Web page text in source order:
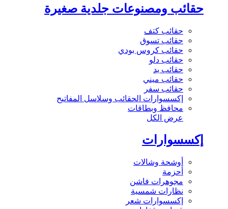
حقائب ومصنوعات جلدية صغيرة
حقائب كتف
حقائب تسوق
حقائب كروس بودي
حقائب دلو
حقائب يد
حقائب ميني
حقائب سفر
إكسسوارات الحقائب وسلاسل المفاتيح
محافظ وبطاقات
عرض الكل
إكسسوارات
أوشحة وشالات
أحزمة
مجوهرات فاشن
نظارات شمسية
إكسسوارات شعر